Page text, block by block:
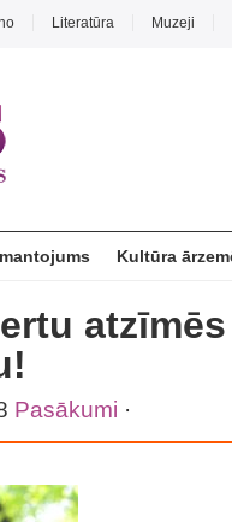
Literatūra Muzeji
Kultūra
Pasākumi ·